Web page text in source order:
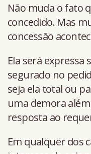
Não muda o fato
concedido. Mas
concessão
Ela será expressa
segurado no
seja ela total ou
uma demora
resposta ao
Em qualquer dos